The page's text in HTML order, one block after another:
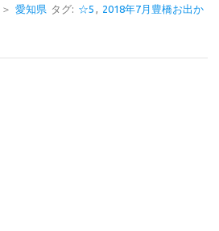
＞ 愛知県 タグ: ☆5 , 2018年7月豊橋お出か